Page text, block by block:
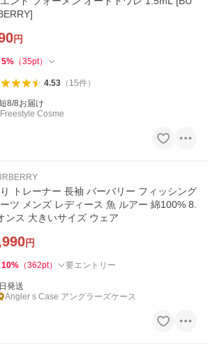
円
5% （35pt）
4.53（ 15件）
8/8お届け
Freestyle Cosme
トレーナー 長袖 バーバリー フィッシング
ツ メンズ レディース 魚 ルアー 綿100% 8.
ンス 大きいサイズ ウェア
円
10% （362pt） 要エントリー
発送
Angler s Case アングラーズケース